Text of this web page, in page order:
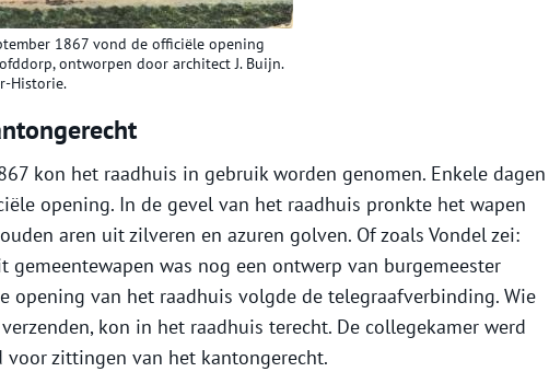
1867 vond de officiële opening
ontworpen door architect J. Buijn.
Historie.
kon het raadhuis in gebruik worden genomen. Enkele dagen
opening. In de gevel van het raadhuis pronkte het wapen
aren uit zilveren en azuren golven. Of zoals Vondel zei:
gemeentewapen was nog een ontwerp van burgemeester
opening van het raadhuis volgde de telegraafverbinding. Wie
kon in het raadhuis terecht. De collegekamer werd
voor zittingen van het kantongerecht.